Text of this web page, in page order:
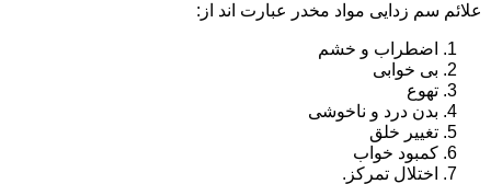
علائم سم زدایی مواد مخدر عبارت اند از:
اضطراب و خشم
بی خوابی
تهوع
بدن درد و ناخوشی
تغییر خلق
کمبود خواب
اختلال تمرکز.